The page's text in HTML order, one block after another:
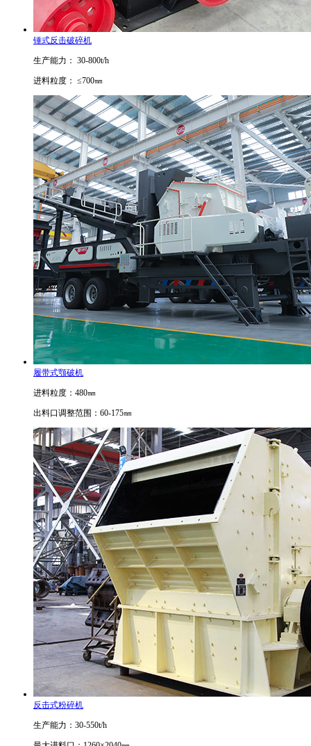
锤式反击破碎机
生产能力： 30-800t/h
进料粒度： ≤700㎜
履带式颚破机
进料粒度：480㎜
出料口调整范围：60-175㎜
反击式粉碎机
生产能力：30-550t/h